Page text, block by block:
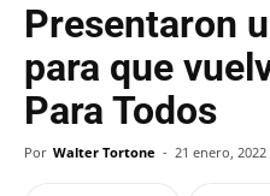
Presentaron
para que
Para Todos
Por Walter Tortone - 21 enero, 2022